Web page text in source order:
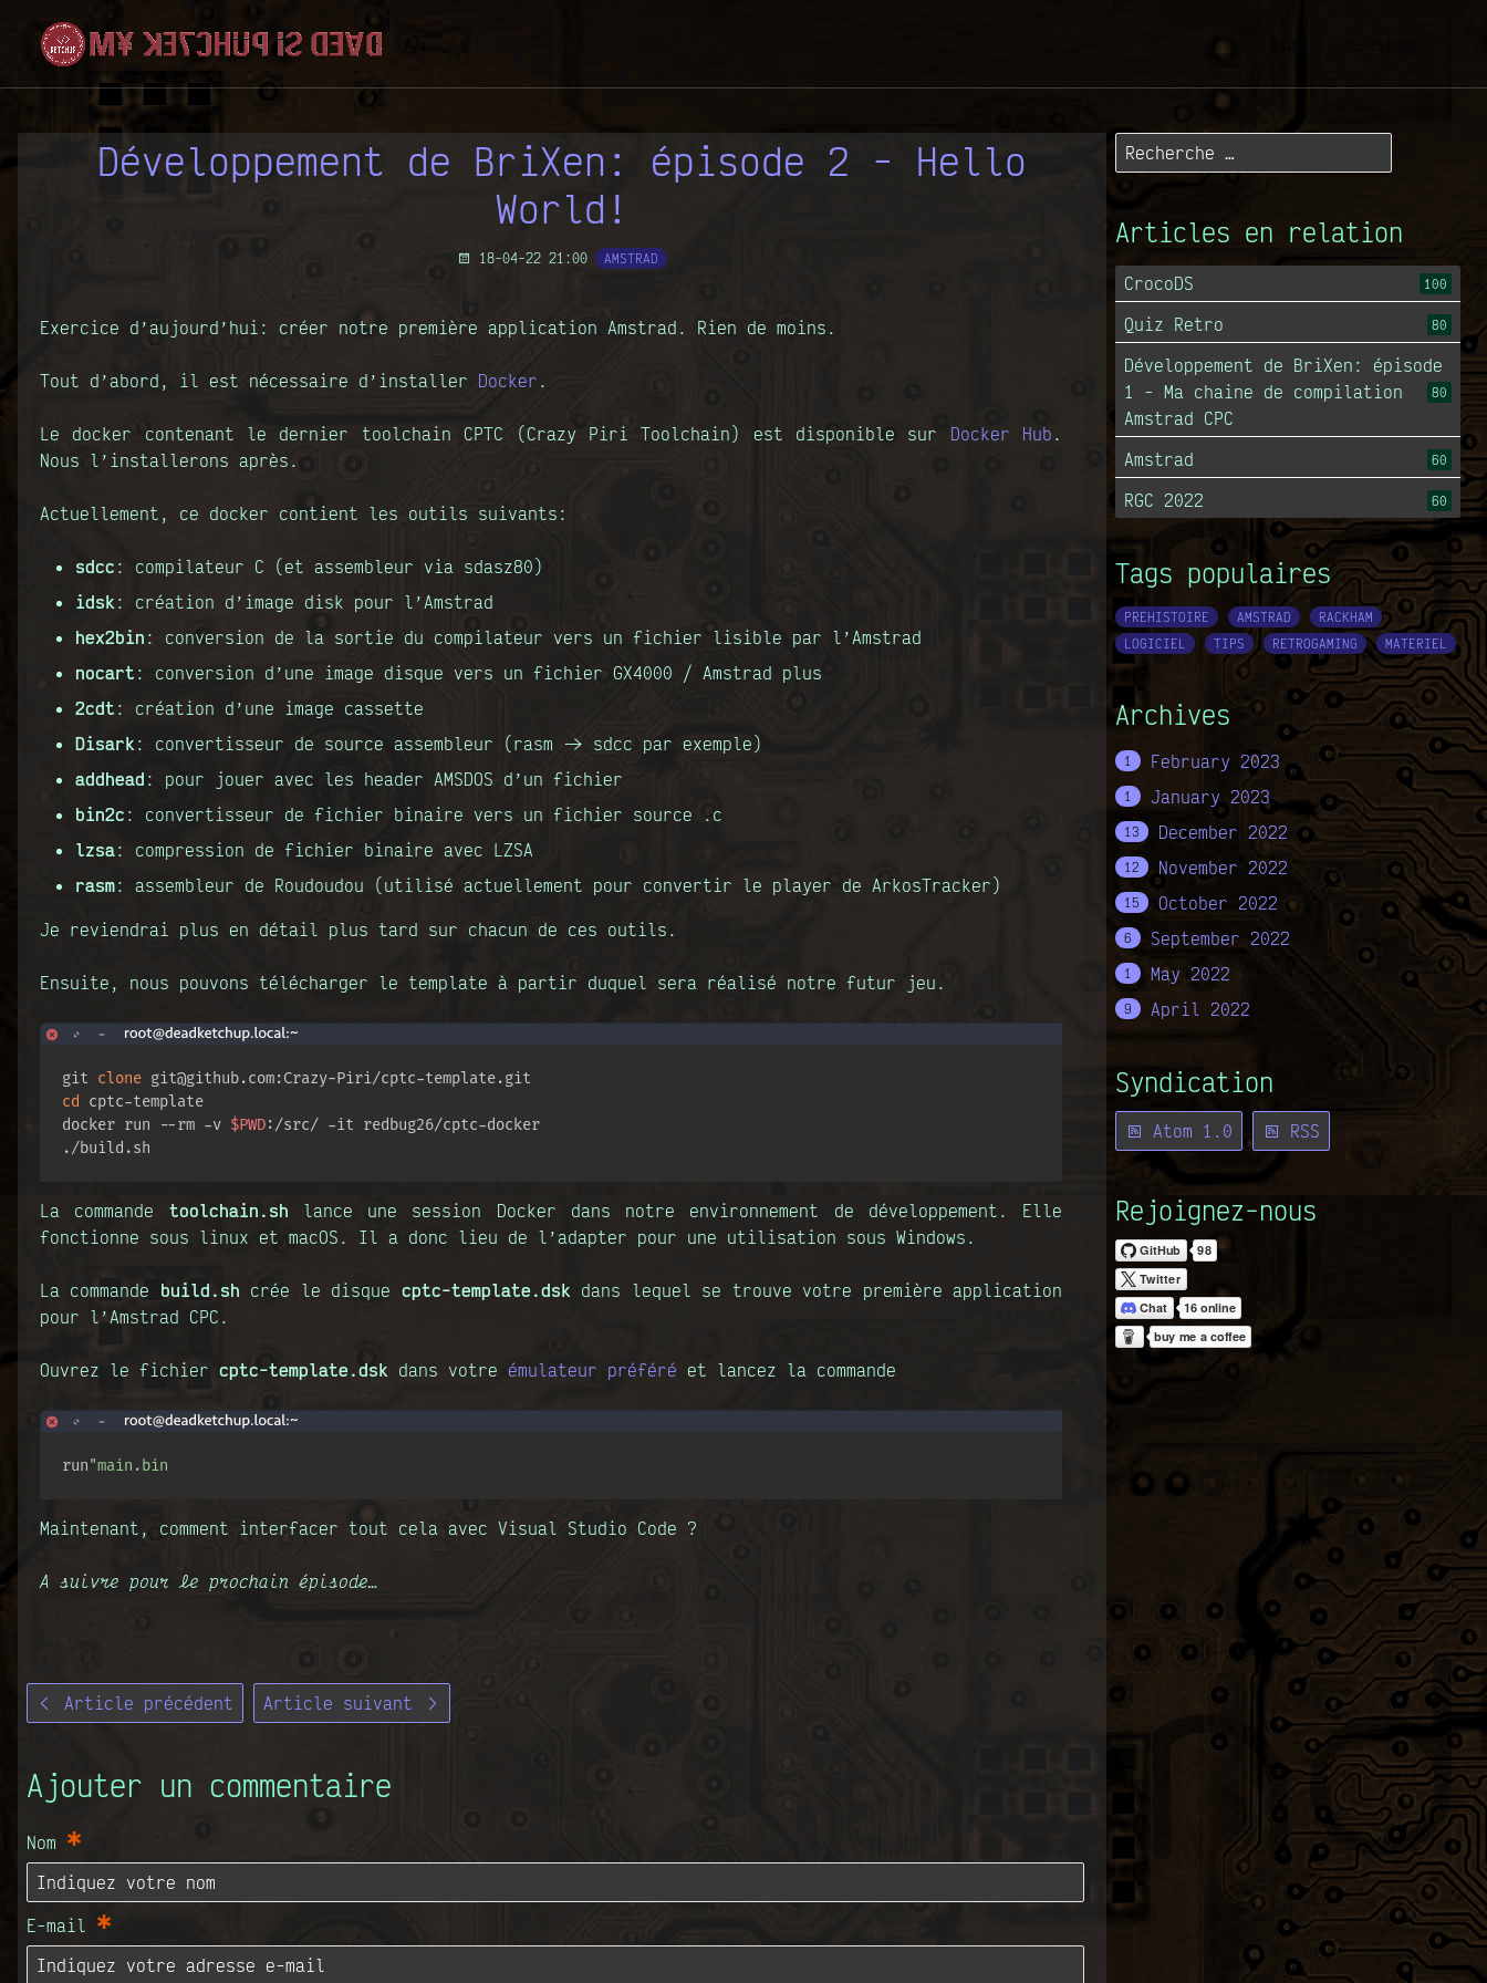
Développement de BriXen: épisode 2 - Hello
World!
18-04-22 21:00 AMSTRAD
Exercice d’aujourd’hui: créer notre première application Amstrad. Rien de moins.
Tout d’abord, il est nécessaire d’installer Docker .
Le docker contenant le dernier toolchain CPTC (Crazy Piri Toolchain) est disponible sur Docker Hub .
Nous l’installerons après.
Actuellement, ce docker contient les outils suivants:
sdcc : compilateur C (et assembleur via sdasz80)
idsk: création d’image disk pour l’Amstrad
hex2bin : conversion de la sortie du compilateur vers un fichier lisible par l’Amstrad
nocart : conversion d’une image disque vers un fichier GX4000 / Amstrad plus
2cdt : création d’une image cassette
Disark: convertisseur de source assembleur (rasm -> sdcc par exemple)
addhead : pour jouer avec les header AMSDOS d’un fichier
bin2c : convertisseur de fichier binaire vers un fichier source .c
lzsa: compression de fichier binaire avec LZSA
rasm: assembleur de Roudoudou (utilisé actuellement pour convertir le player de ArkosTracker)
Je reviendrai plus en détail plus tard sur chacun de ces outils.
Ensuite, nous pouvons télécharger le template à partir duquel sera réalisé notre futur jeu.
git clone
cd cptc-template
docker run --rm -v $PWD:/src/ -it redbug26/cptc-docker
./build.sh
La commande toolchain.sh lance une session Docker dans notre environnement de développement. Elle
fonctionne sous linux et macOS. Il a donc lieu de l’adapter pour une utilisation sous Windows.
La commande build.sh crée le disque cptc-template.dskdans lequel se trouve votre première application
pour l’Amstrad CPC.
Ouvrez le fichier cptc-template.dsk dans votre émulateur préféré et lancez la commande
run"main.bin
Maintenant, comment interfacer tout cela avec Visual Studio Code ?
A suivre pour le prochain épisode…
Article précédent Article suivant
Ajouter un commentaire
Nom *
E-mail *
Articles en relation
100
CrocoDS
80
Quiz Retro
80
Développement de BriXen: épisode
1 - Ma chaine de compilation
Amstrad CPC
60
Amstrad
60
RGC 2022
Tags populaires
PREHISTOIRE AMSTRAD
RACKHAM
LOGICIEL
TIPS RETROGAMING MATERIEL
Archives
1 February 2023
1 January 2023
13 December 2022
12 November 2022
15 October 2022
6 September 2022
1 May 2022
9 April 2022
Syndication
Atom 1.0 RSS
Rejoignez-nous